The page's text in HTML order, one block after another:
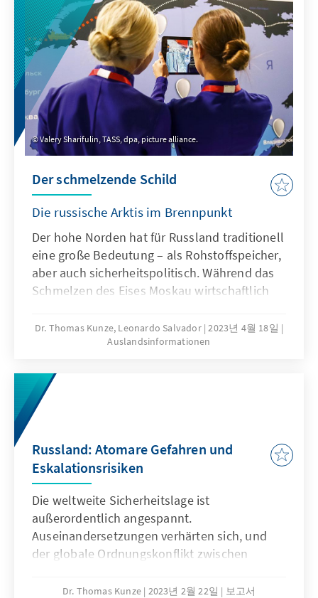
zentralasiatischen Land seit dem Tod des
autoritären Langzeitherrschers Islam
Karimow im Jahr 2017 an der Macht und hat
es für Reformen geöffnet.
Valery Sharifulin, TASS, dpa, picture alliance.
Der schmelzende Schild
Die russische Arktis im Brennpunkt
Der hohe Norden hat für Russland traditionell
eine große Bedeutung – als Rohstoffspeicher,
aber auch sicherheits­politisch. Während das
Schmelzen des Eises Moskau wirtschaftlich
Land gleichzeitig eines natürlichen Schutzes
gegen ­militärische Angriffe. Die Folge: Die
vollem Gange.
Dr. Thomas Kunze, Leonardo Salvador 2023년 4월 18일
Auslandsinformationen
Russland: Atomare Gefahren und
Eskalationsrisiken
Die weltweite Sicherheitslage ist
außerordentlich angespannt.
Auseinandersetzungen verhärten sich, und
der globale Ordnungskonflikt zwischen
Systemen spitzt sich zu. Der Krieg in der
Dr. Thomas Kunze 2023년 2월 22일 보고서